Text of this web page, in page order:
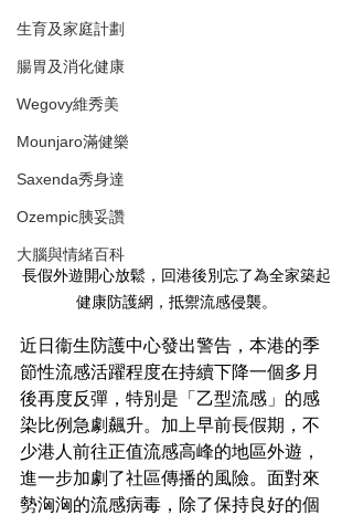
生育及家庭計劃
腸胃及消化健康
Wegovy維秀美
Mounjaro滿健樂
Saxenda秀身達
Ozempic胰妥讚
大腦與情緒百科
長假外遊開心放鬆，回港後別忘了為全家築起
健康防護網，抵禦流感侵襲。
近日衞生防護中心發出警告，本港的季
節性流感活躍程度在持續下降一個多月
後再度反彈，特別是「乙型流感」的感
染比例急劇飆升。加上早前長假期，不
少港人前往正值流感高峰的地區外遊，
進一步加劇了社區傳播的風險。面對來
勢洶洶的流感病毒，除了保持良好的個